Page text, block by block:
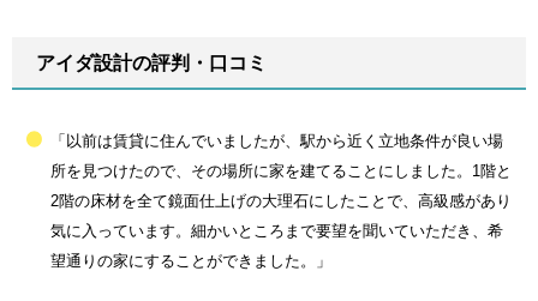
アイダ設計の評判・口コミ
「以前は賃貸に住んでいましたが、駅から近く立地条件が良い場
所を見つけたので、その場所に家を建てることにしました。1階と
2階の床材を全て鏡面仕上げの大理石にしたことで、高級感があり
気に入っています。細かいところまで要望を聞いていただき、希
望通りの家にすることができました。」